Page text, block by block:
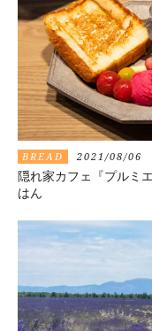
BREAD 2021/08/06
隠れ家カフェ『プルミ
はん